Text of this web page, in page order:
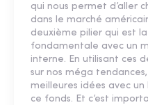
qui nous permet d’aller
dans le marché
deuxième pilier qui est
fondamentale avec un
interne. En utilisant ces
sur nos méga
meilleures idées avec
ce fonds. Et c’est